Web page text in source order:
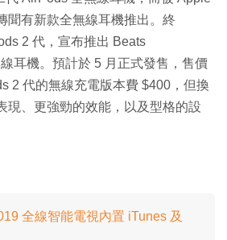
聞有新款全無線耳機推出。終
2 代，宣布推出 Beats
耳機。預計於 5 月正式發售，售價
2 代的無線充電版本費 $400，但換
現、更強勁的效能，以及型格的設
全線智能電視內置 iTunes 及